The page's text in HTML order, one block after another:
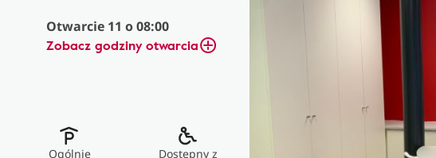
Otwarcie 11 o 08:00
Zobacz godziny otwarcia
Ogólnie
Dostępny z